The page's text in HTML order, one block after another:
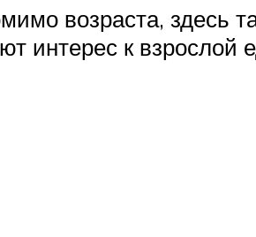
возраста, здесь
интерес к